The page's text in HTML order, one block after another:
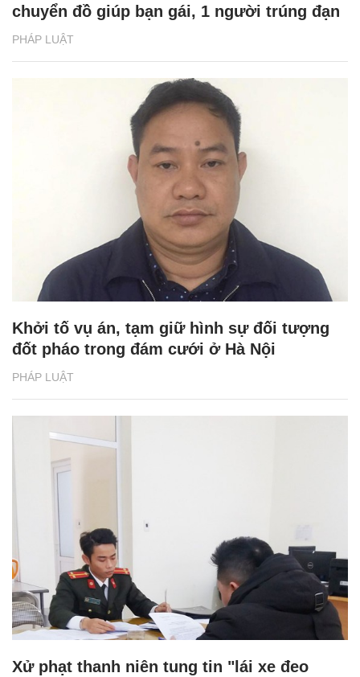
PHÁP LUẬT
chuyển đồ giúp bạn gái, 1 người trúng đạn
PHÁP LUẬT
Khởi tố vụ án, tạm giữ hình sự đối tượng
đốt pháo trong đám cưới ở Hà Nội
Xử phạt thanh niên tung tin "lái xe đeo